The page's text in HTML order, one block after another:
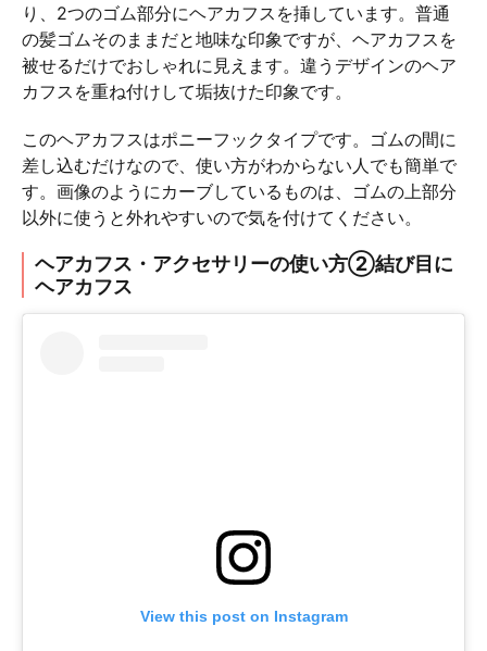
り、2つのゴム部分にヘアカフスを挿しています。普通
の髪ゴムそのままだと地味な印象ですが、ヘアカフスを
被せるだけでおしゃれに見えます。違うデザインのヘア
カフスを重ね付けして垢抜けた印象です。
このヘアカフスはポニーフックタイプです。ゴムの間に
差し込むだけなので、使い方がわからない人でも簡単で
す。画像のようにカーブしているものは、ゴムの上部分
以外に使うと外れやすいので気を付けてください。
ヘアカフス・アクセサリーの使い方②結び目に
ヘアカフス
View this post on Instagram